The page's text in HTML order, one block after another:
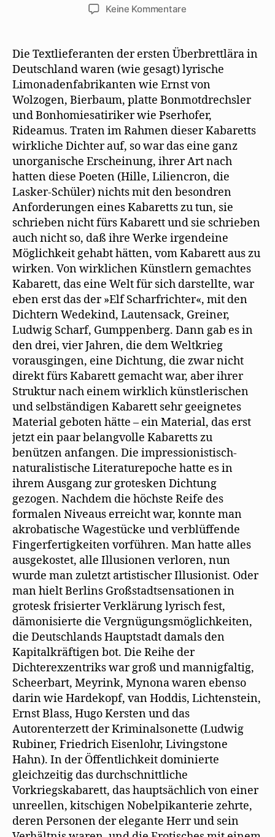
Keine Kommentarezu
Neiße
stellt
Kabarettdichter
und
vor
Die Textlieferanten der ersten Überbrettlära in
Deutschland waren (wie gesagt) lyrische
Limonadenfabrikanten wie Ernst von
Wolzogen, Bierbaum, platte Bonmotdrechsler
und Bonhomiesatiriker wie Pserhofer,
Rideamus. Traten im Rahmen dieser Kabaretts
wirkliche Dichter auf, so war das eine ganz
unorganische Erscheinung, ihrer Art nach
hatten diese Poeten (Hille, Liliencron, die
Lasker-Schüler) nichts mit den besondren
Anforderungen eines Kabaretts zu tun, sie
schrieben nicht fürs Kabarett und sie schrieben
auch nicht so, daß ihre Werke irgendeine
Möglichkeit gehabt hätten, vom Kabarett aus zu
wirken. Von wirklichen Künstlern gemachtes
Kabarett, das eine Welt für sich darstellte, war
eben erst das der »Elf Scharfrichter«, mit den
Dichtern Wedekind, Lautensack, Greiner,
Ludwig Scharf, Gumppenberg. Dann gab es in
den drei, vier Jahren, die dem Weltkrieg
vorausgingen, eine Dichtung, die zwar nicht
direkt fürs Kabarett gemacht war, aber ihrer
Struktur nach einem wirklich künstlerischen
und selbständigen Kabarett sehr geeignetes
Material geboten hätte – ein Material, das erst
jetzt ein paar belangvolle Kabaretts zu
benützen anfangen. Die impressionistisch-
naturalistische Literaturepoche hatte es in
ihrem Ausgang zur grotesken Dichtung
gezogen. Nachdem die höchste Reife des
formalen Niveaus erreicht war, konnte man
akrobatische Wagestücke und verblüffende
Fingerfertigkeiten vorführen. Man hatte alles
ausgekostet, alle Illusionen verloren, nun
wurde man zuletzt artistischer Illusionist. Oder
man hielt Berlins Großstadtsensationen in
grotesk frisierter Verklärung lyrisch fest,
dämonisierte die Vergnügungsmöglichkeiten,
die Deutschlands Hauptstadt damals den
Kapitalkräftigen bot. Die Reihe der
Dichterexzentriks war groß und mannigfaltig,
Scheerbart, Meyrink, Mynona waren ebenso
darin wie Hardekopf, van Hoddis, Lichtenstein,
Ernst Blass, Hugo Kersten und das
Autorenterzett der Kriminalsonette (Ludwig
Rubiner, Friedrich Eisenlohr, Livingstone
Hahn). In der Öffentlichkeit dominierte
gleichzeitig das durchschnittliche
Vorkriegskabarett, das hauptsächlich von einer
unreellen, kitschigen Nobelpikanterie zehrte,
deren Personen der elegante Herr und sein